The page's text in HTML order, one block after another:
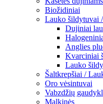
Biožidiniai
Lauko šildytuvai
Dujiniai
Anglies
Kvarciniai
Lauko
Šaltkrepšiai /
Oro vėsintuvai
Vabzdžių
Malkinės